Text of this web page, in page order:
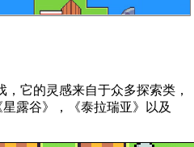
，它的灵感来自于众多探索类，
露谷》，《泰拉瑞亚》以及